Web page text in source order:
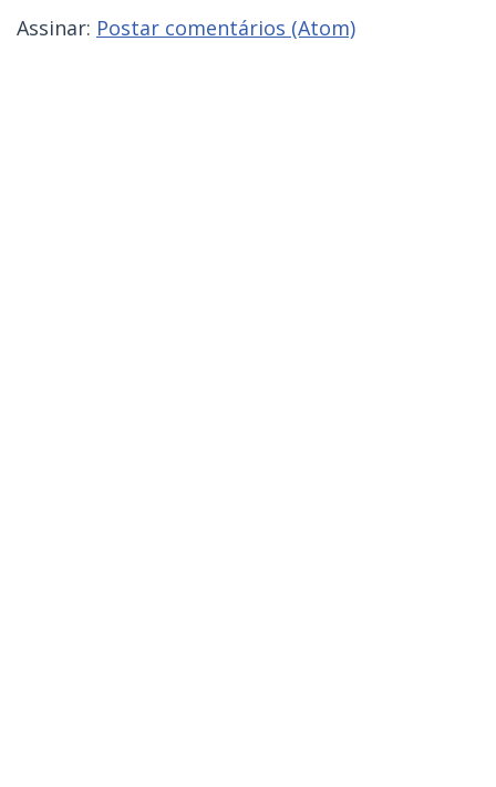
Assinar: Postar comentários (Atom)